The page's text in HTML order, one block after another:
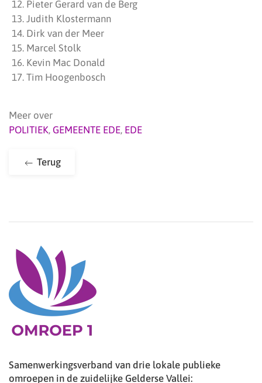
Pieter Gerard van de Berg
Judith Klostermann
Dirk van der Meer
Marcel Stolk
Kevin Mac Donald
Tim Hoogenbosch
Meer over
POLITIEK, GEMEENTE EDE, EDE
Terug
Samenwerkingsverband van drie lokale publieke
omroepen in de zuidelijke Gelderse Vallei: